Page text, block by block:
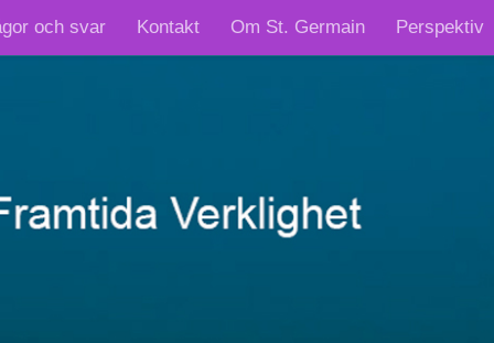
och svar Kontakt Om St. Germain Perspektiv